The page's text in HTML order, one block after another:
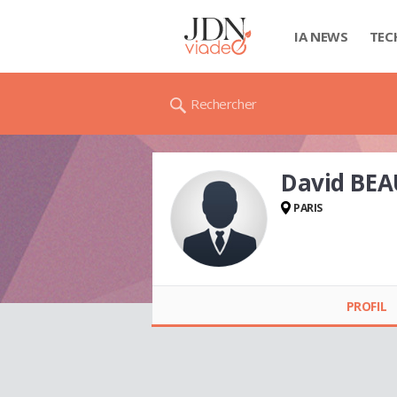
IA NEWS
Rechercher
David
PARIS
PROFIL